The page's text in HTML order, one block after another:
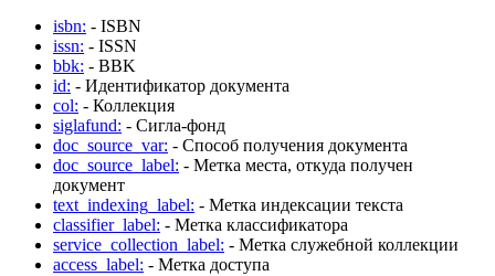
isbn: - ISBN
issn: - ISSN
bbk: - BBK
id: - Идентификатор документа
col: - Коллекция
siglafund: - Сигла-фонд
doc_source_var: - Способ получения документа
doc_source_label: - Метка места, откуда получен
документ
text_indexing_label: - Метка индексации текста
classifier_label: - Метка классификатора
service_collection_label: - Метка служебной коллекции
access_label: - Метка доступа